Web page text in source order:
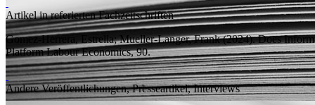
Artikel in referierten Fachzeitschriften
Gomez-Herrera, Estrella;Mueller-Langer, Frank(2024).Does
PlatformLabour Economics, 90.
Andere Veröffentlichungen, Presseartikel, Interviews